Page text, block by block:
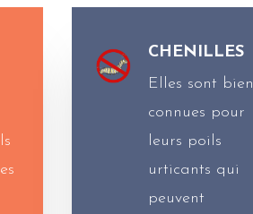
CHENILLES
Elles sont bien
connues pour
leurs poils
urticants qui
peuvent